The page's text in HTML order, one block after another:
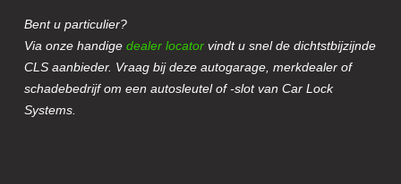
Bent u particulier?
Via onze handigedealer locator vindt u snel de dichtstbijzijnde
CLS aanbieder. Vraag bij deze autogarage, merkdealer of
schadebedrijf om een autosleutel of -slot van Car Lock
Systems.